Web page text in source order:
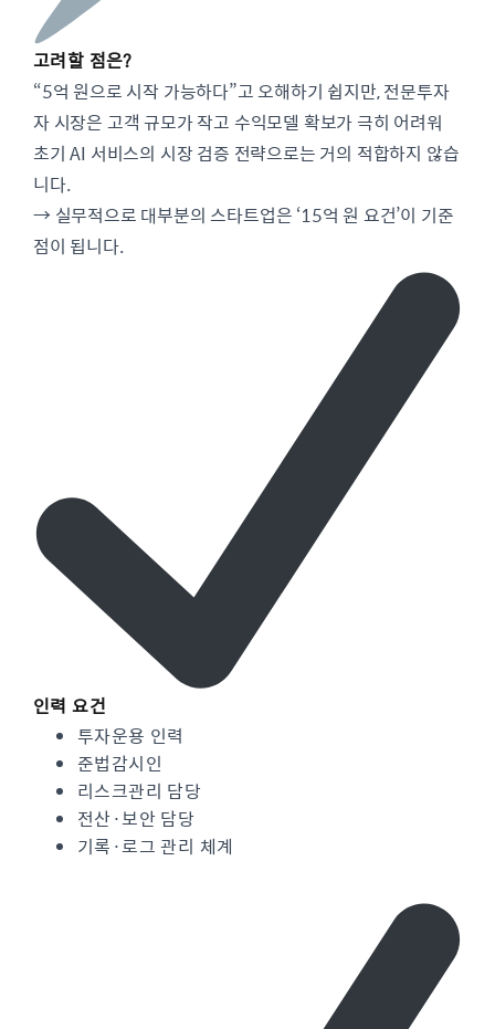
고려할 점은?
“5억 원으로 시작 가능하다”고 오해하기 쉽지만, 전문투자
자 시장은 고객 규모가 작고 수익모델 확보가 극히 어려워
초기 AI 서비스의 시장 검증 전략으로는 거의 적합하지 않습
니다.
→ 실무적으로 대부분의 스타트업은 ‘15억 원 요건’이 기준
점이 됩니다.
인력 요건
투자운용 인력
준법감시인
리스크관리 담당
전산·보안 담당
기록·로그 관리 체계